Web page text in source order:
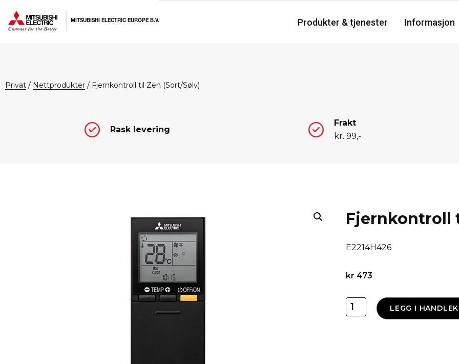
primær
hovedinnhold
bunntekst
MITSUBISHI ELECTRIC EUROPE B.V. Produkter & tjenester Informasjon
privat / Nettprodukter / Fjernkontroll til Zen (Sort/Sølv)
Rask levering
Frakt
kr. 99,-
Fjernkontroll
E2214H426
kr 473
Fjernkontroll
til
LEGG I